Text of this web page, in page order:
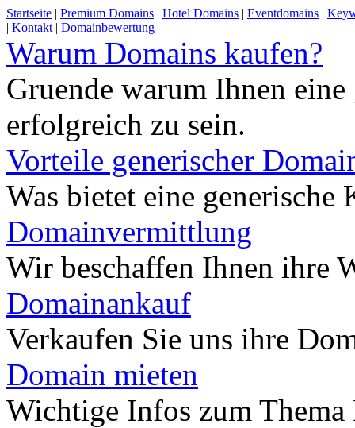
Startseite | Premium Domains | Hotel Domains | Eventdomains |
| Kontakt | Domainbewertung
Warum Domains kaufen?
Gruende warum Ihnen
erfolgreich zu sein.
Vorteile generischer
Was bietet eine
Domainvermittlung
Wir beschaffen Ihnen ihre
Domainankauf
Verkaufen Sie uns ihre
Domain mieten
Wichtige Infos zum